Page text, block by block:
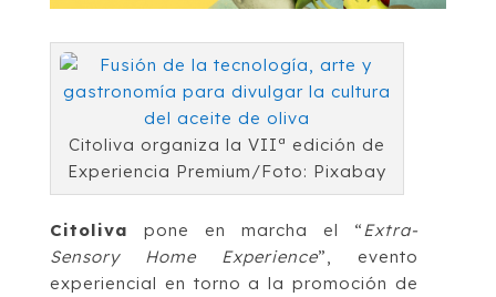
Citoliva organiza la VIIª edición de
Experiencia Premium/Foto: Pixabay
Citoliva pone en marcha el “Extra-
Sensory Home Experience”, evento
experiencial en torno a la promoción de